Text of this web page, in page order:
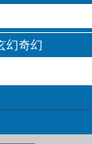
幻奇幻